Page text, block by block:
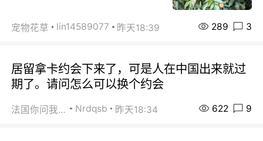
宠物花草 lin14589077 昨天18:39 289 3
居留拿卡约会下来了，可是人在中国出来就过
期了。请问怎么可以换个约会
法国你问我答 Nrdqsb 昨天18:34 622 9